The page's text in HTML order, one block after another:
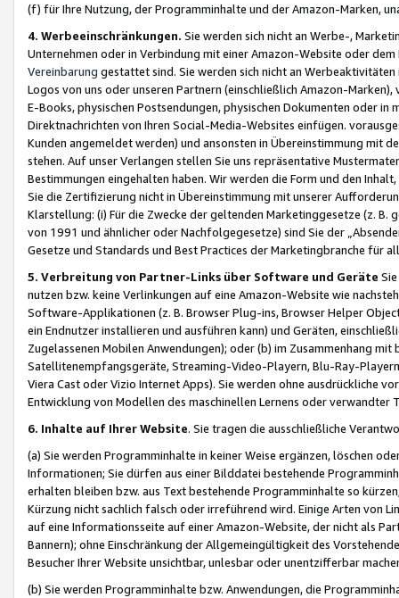
(f) für Ihre Nutzung, der Programminhalte und der Amazon-Marken,
4. Werbeeinschränkungen. Sie werden sich nicht an Werbe-,
Unternehmen oder in Verbindung mit einer Amazon-Website oder
Vereinbarung gestattet sind. Sie werden sich nicht an
Logos von uns oder unseren Partnern (einschließlich Amazon-
E-Books, physischen Postsendungen, physischen Dokumenten oder in
Direktnachrichten von Ihren Social-Media-Websites einfügen.
Kunden angemeldet werden) und ansonsten in Übereinstimmung mit
stehen. Auf unser Verlangen stellen Sie uns repräsentative
Bestimmungen eingehalten haben. Wir werden die Form und den
Sie die Zertifizierung nicht in Übereinstimmung mit unserer
Klarstellung: (i) Für die Zwecke der geltenden Marketinggesetze (z. B.
von 1991 und ähnlicher oder Nachfolgegesetze) sind Sie der
Gesetze und Standards und Best Practices der Marketingbranche für
5. Verbreitung von Partner-Links über Software und Geräte
nutzen bzw. keine Verlinkungen auf eine Amazon-Website wie
Software-Applikationen (z. B. Browser Plug-ins, Browser Helper
ein Endnutzer installieren und ausführen kann) und Geräten,
Zugelassenen Mobilen Anwendungen); oder (b) im Zusammenhang
Satellitenempfangsgeräte, Streaming-Video-Playern, Blu-Ray-
Viera Cast oder Vizio Internet Apps). Sie werden ohne ausdrückliche
Entwicklung von Modellen des maschinellen Lernens oder
6. Inhalte auf Ihrer Website. Sie tragen die ausschließliche
(a) Sie werden Programminhalte in keiner Weise ergänzen, löschen
Informationen; Sie dürfen aus einer Bilddatei bestehende
erhalten bleiben bzw. aus Text bestehende Programminhalte so
Kürzung nicht sachlich falsch oder irreführend wird. Einige Arten von
auf eine Informationsseite auf einer Amazon-Website, der nicht als
Bannern); ohne Einschränkung der Allgemeingültigkeit des
Besucher Ihrer Website unsichtbar, unlesbar oder unentzifferbar
(b) Sie werden Programminhalte bzw. Anwendungen, die